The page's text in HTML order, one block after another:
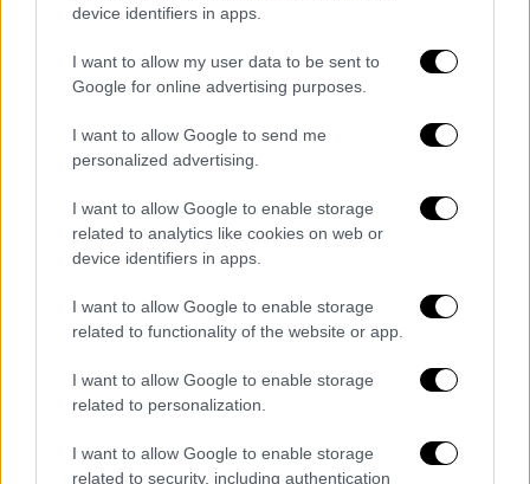
device identifiers in apps.
I want to allow my user data to be sent to
Google for online advertising purposes.
I want to allow Google to send me
personalized advertising.
I want to allow Google to enable storage
related to analytics like cookies on web or
device identifiers in apps.
I want to allow Google to enable storage
related to functionality of the website or app.
I want to allow Google to enable storage
related to personalization.
I want to allow Google to enable storage
related to security, including authentication
ότι «ήταν σίγουρα ώρα να φύγει, είχε αρχίσει
να γίνεται πολύ άνετος».
Η Helen λέει ότι ο Σαλάχ την πίεσε να κάνει
«μόνο μια τζούρα» από μια πίπα που περιείχε
κρακ. «Αυτό θα σε κάνει να νιώσεις
καλύτερα», θυμάται να της λέει. «Αυτό είναι
το τελευταίο πράγμα που θυμάμαι από
εκείνο το βράδυ», λέει.
Θυμάται ότι ξύπνησε ξαπλωμένη σε έναν
καναπέ σε ένα εντελώς διαφορετικό
δωμάτιο, με θολή όραση και ολόκληρο το
σώμα της να τρέμει. Ο
Σαλάχ καθόταν στα
πόδια της κρατώντας ένα ποτήρι νερό και